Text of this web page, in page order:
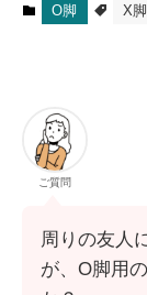
O脚 X脚
ご質問
周りの友人
が、O脚用